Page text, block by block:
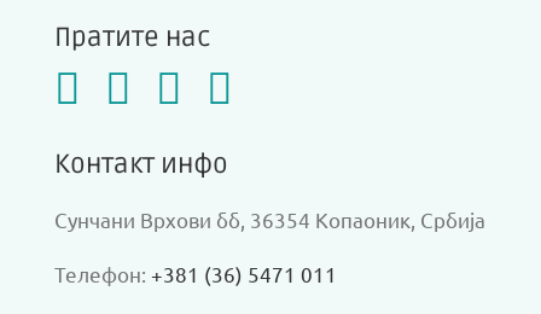
Пратите нас
Контакт инфо
Сунчани Врхови бб, 36354 Копаоник, Србија
Телефон: +381 (36) 5471 011